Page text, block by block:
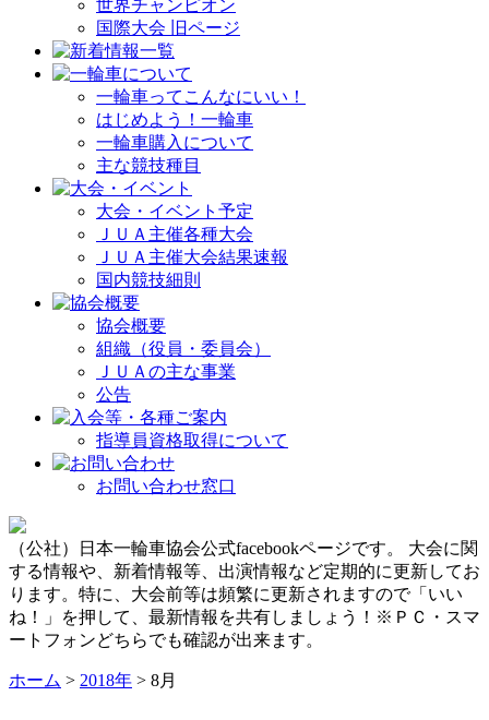
世界チャンピオン
国際大会 旧ページ
一輪車ってこんなにいい！
はじめよう！一輪車
一輪車購入について
主な競技種目
大会・イベント予定
ＪＵＡ主催各種大会
ＪＵＡ主催大会結果速報
国内競技細則
協会概要
組織（役員・委員会）
ＪＵＡの主な事業
公告
指導員資格取得について
お問い合わせ窓口
（公社）日本一輪車協会公式facebookページです。 大会に関
する情報や、新着情報等、出演情報など定期的に更新してお
ります。特に、大会前等は頻繁に更新されますので「いい
ね！」を押して、最新情報を共有しましょう！※ＰＣ・スマ
ートフォンどちらでも確認が出来ます。
ホーム > 2018年 > 8月